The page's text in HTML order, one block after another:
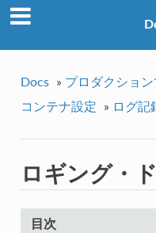
Docs » プロダクショ
コンテナ設定
» ログ記
ロギング・
目次